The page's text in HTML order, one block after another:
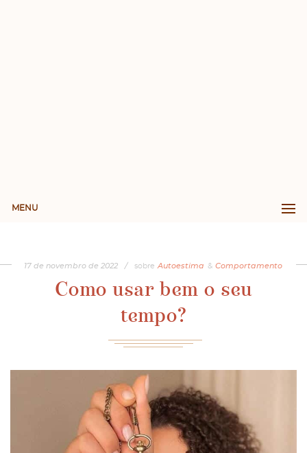
MENU
17 de novembro de 2022 / sobre Autoestima & Comportamento
Como usar bem o seu
tempo?